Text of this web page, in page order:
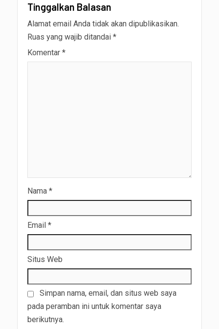
Tinggalkan Balasan
Alamat email Anda tidak akan dipublikasikan.
Ruas yang wajib ditandai *
Komentar *
Nama *
Email *
Situs Web
Simpan nama, email, dan situs web saya
pada peramban ini untuk komentar saya
berikutnya.